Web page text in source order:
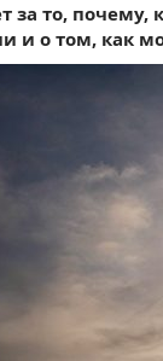
за то, почему,
и о том, как